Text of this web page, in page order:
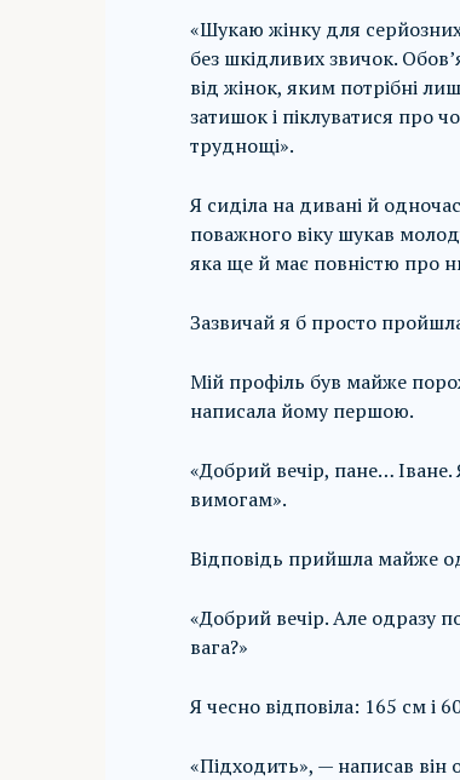
«Шукаю жінку для
без шкідливих звичок.
від жінок, яким потрібні
затишок і піклуватися про
труднощі».
Я сиділа на дивані й
поважного віку шукав
яка ще й має повністю про
Зазвичай я б просто
Мій профіль був майже
написала йому першою.
«Добрий вечір, пане…
вимогам».
Відповідь прийшла майже
«Добрий вечір. Але одразу
вага?»
Я чесно відповіла: 165 см і
«Підходить», — написав він